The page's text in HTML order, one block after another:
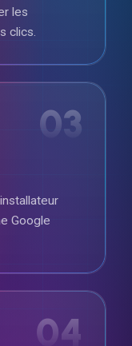
les
clics.
03
Google
04